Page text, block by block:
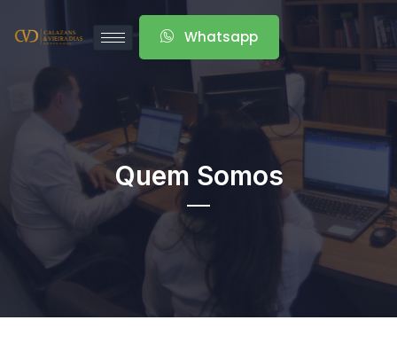
Whatsapp
Quem Somos